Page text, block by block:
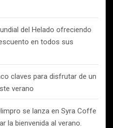
del Helado ofreciendo
en todos sus
claves para disfrutar de un
verano
se lanza en Syra Coffe
la bienvenida al verano.